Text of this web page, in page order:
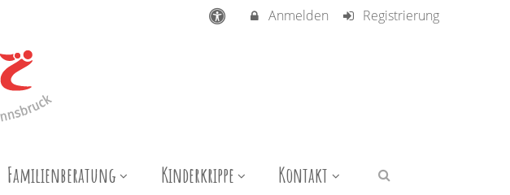
Anmelden Registrierung
Familienberatung Kinderkrippe Kontakt